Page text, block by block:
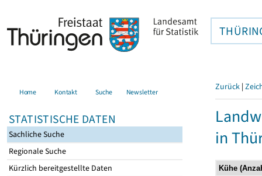
Home Kontakt Suche Newsletter
STATISTISCHE DATEN
Sachliche Suche
Regionale Suche
Kürzlich bereitgestellte Daten
Zurück |
in